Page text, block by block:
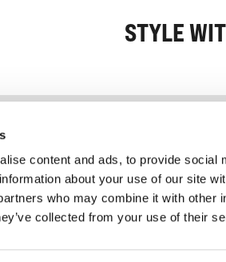
content and ads, to provide social
about your use of our site
who may combine it with other
collected from your use of their
STYLE